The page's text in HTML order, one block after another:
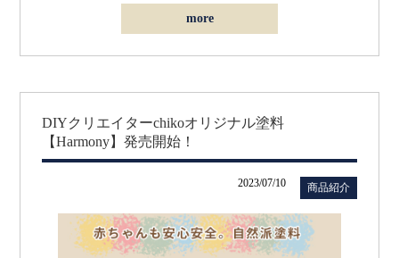
more
DIYクリエイターchikoオリジナル塗料
【Harmony】発売開始！
2023/07/10 商品紹介